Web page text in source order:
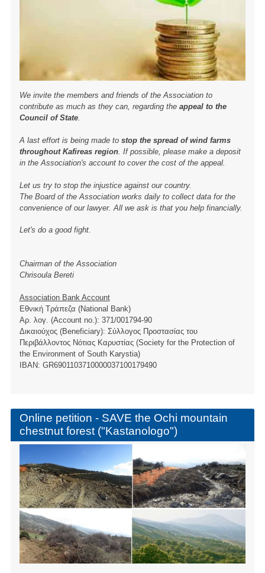
We invite the members and friends of the Association to
contribute as much as they can, regarding the appeal to the
Council of State.
A last effort is being made to stop the spread of wind farms
throughout Kafireas region. If possible, please make a deposit
in the Association's account to cover the cost of the appeal.
Let us try to stop the injustice against our country.
The Board of the Association works daily to collect data for the
convenience of our lawyer. All we ask is that you help financially.
Let's do a good fight.
Chairman of the Association
Chrisoula Bereti
Association Bank Account
Εθνική Τράπεζα (National Bank)
Αρ. λογ. (Account no.): 371/001794-90
Δικαιούχος (Beneficiary): Σύλλογος Προστασίας του
Περιβάλλοντος Νότιας Καρυστίας (Society for the Protection of
the Environment of South Karystia)
ΙBAN: GR6901103710000037100179490
Online petition - SAVE the Ochi mountain
chestnut forest ("Kastanologo")